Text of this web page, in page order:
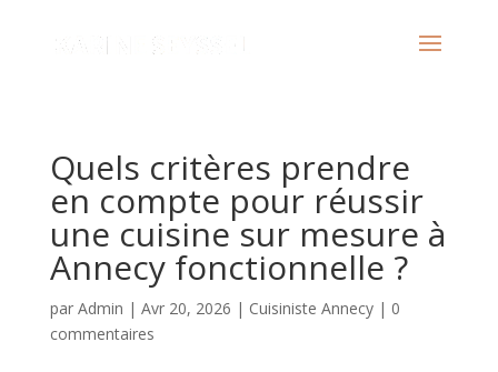
Quels critères prendre
en compte pour réussir
une cuisine sur mesure à
Annecy fonctionnelle ?
par Admin | Avr 20, 2026 | Cuisiniste Annecy| 0
commentaires